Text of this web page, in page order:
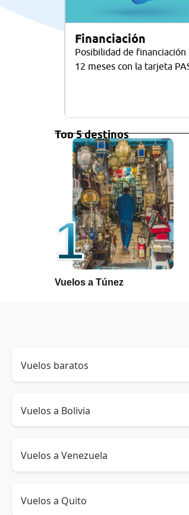
Financiación
Posibilidad de financiación
12 meses con la tarjeta
Top 5 destinos
1
Vuelos a Túnez
Vuelos baratos
Vuelos a Bolivia
Vuelos a Venezuela
Vuelos a Quito